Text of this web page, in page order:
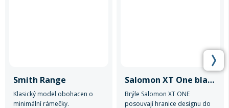
Smith Range
Klasický model obohacen o
minimální rámečky.
Salomon XT One black tie & die
Brýle Salomon XT ONE
posouvají hranice designu do